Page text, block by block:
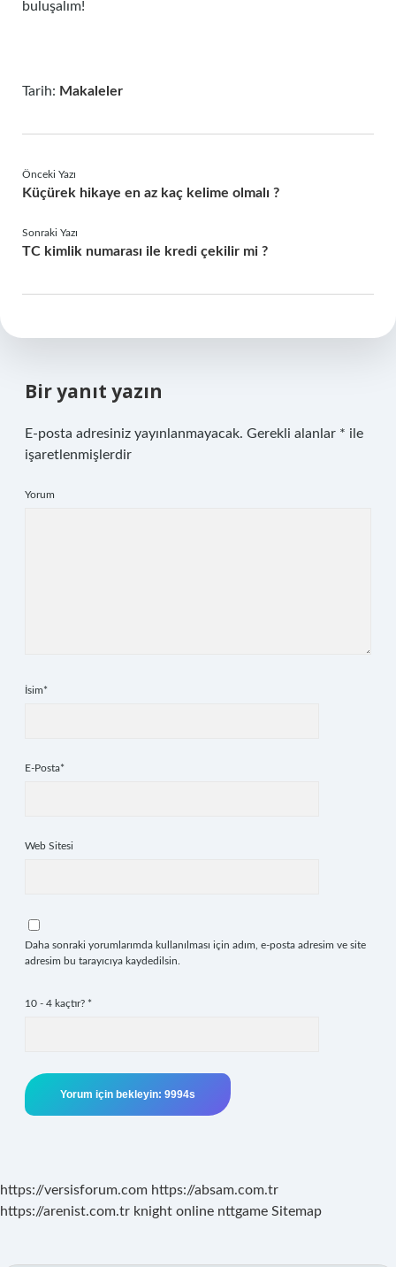
buluşalım!
Tarih: Makaleler
Önceki Yazı
Küçürek hikaye en az kaç kelime olmalı ?
Sonraki Yazı
TC kimlik numarası ile kredi çekilir mi ?
Bir yanıt yazın
E-posta adresiniz yayınlanmayacak. Gerekli alanlar * ile
işaretlenmişlerdir
Yorum
İsim*
E-Posta*
Web Sitesi
Daha sonraki yorumlarımda kullanılması için adım, e-posta adresim ve site
adresim bu tarayıcıya kaydedilsin.
10 - 4 kaçtır? *
https://versisforum.com https://absam.com.tr
https://arenist.com.tr knight online nttgame Sitemap